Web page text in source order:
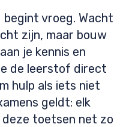
begint vroeg. Wacht
zijn, maar bouw
je kennis en
de leerstof direct
hulp als iets niet
geldt: elk
toetsen net zo